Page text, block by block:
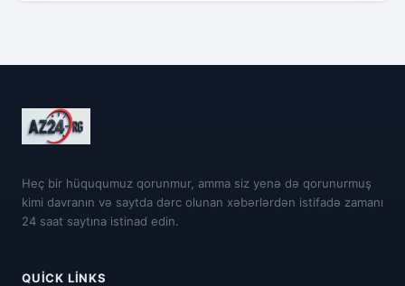
Heç bir hüququmuz qorunmur, amma siz yenə də qorunurmuş
kimi davranın və saytda dərc olunan xəbərlərdən istifadə zamanı
24 saat saytına istinad edin.
QUICK LINKS